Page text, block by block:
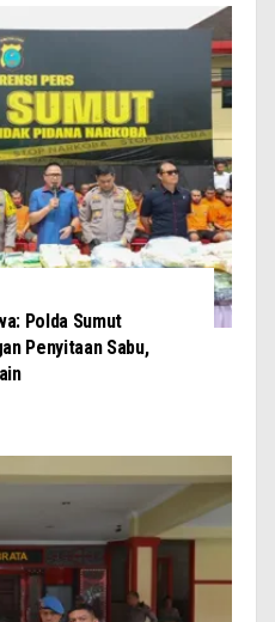
Polda Sumut
Penyitaan Sabu,